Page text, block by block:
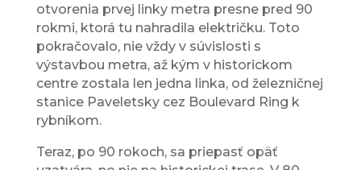
otvorenia prvej linky metra presne pred 90
rokmi, ktorá tu nahradila električku. Toto
pokračovalo, nie vždy v súvislosti s
výstavbou metra, až kým v historickom
centre zostala len jedna linka, od železničnej
stanice Paveletsky cez Boulevard Ring k
rybníkom.
Teraz, po 90 rokoch, sa priepasť opäť